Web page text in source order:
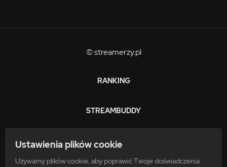
Ustawienia plików cookie
Używamy plików cookie, aby poprawić Twoje doświadczenia.
© streamerzy.pl
RANKING
STREAMBUDDY
ZARABIAJ